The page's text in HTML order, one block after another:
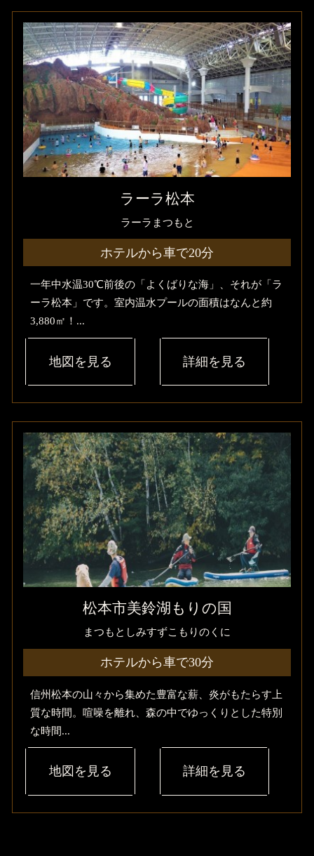
ラーラ松本
ラーラまつもと
ホテルから車で20分
一年中水温30℃前後の「よくばりな海」、それが「ラ
ーラ松本」です。室内温水プールの面積はなんと約
3,880㎡！...
地図を見る 詳細を見る
松本市美鈴湖もりの国
まつもとしみすずこもりのくに
ホテルから車で30分
信州松本の山々から集めた豊富な薪、炎がもたらす上
質な時間。喧噪を離れ、森の中でゆっくりとした特別
な時間...
地図を見る 詳細を見る